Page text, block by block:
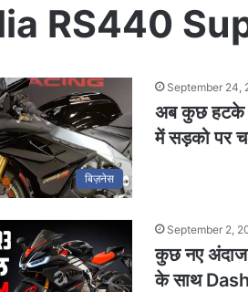
RS440
बिज़नेस
September 24,
अब कुछ हटके
में सड़को पर
September 2,
कुछ नए अंदाज
के साथ